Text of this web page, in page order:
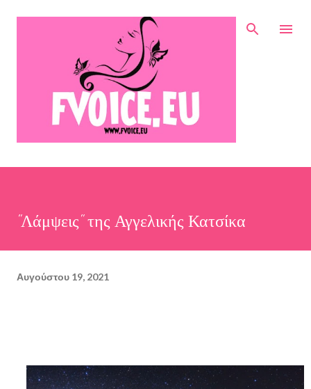
Μετάβαση στο κύριο περιεχόμενο
"Λάμψεις" της Αγγελικής Κατσίκα
Αυγούστου 19, 2021